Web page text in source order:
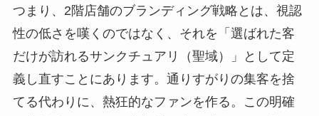
つまり、2階店舗のブランディング戦略とは、視認
性の低さを嘆くのではなく、それを「選ばれた客
だけが訪れるサンクチュアリ（聖域）」として定
義し直すことにあります。通りすがりの集客を捨
てる代わりに、熱狂的なファンを作る。この明確